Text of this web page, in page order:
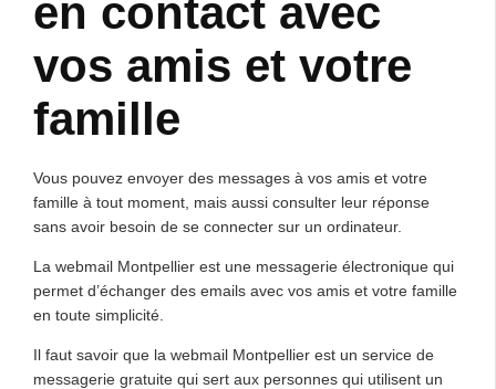
en contact avec
vos amis et votre
famille
Vous pouvez envoyer des messages à vos amis et votre
famille à tout moment, mais aussi consulter leur réponse
sans avoir besoin de se connecter sur un ordinateur.
La webmail Montpellier est une messagerie électronique qui
permet d’échanger des emails avec vos amis et votre famille
en toute simplicité.
Il faut savoir que la webmail Montpellier est un service de
messagerie gratuite qui sert aux personnes qui utilisent un